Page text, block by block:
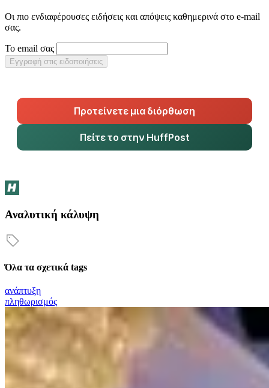
Οι πιο ενδιαφέρουσες ειδήσεις και απόψεις καθημερινά στο e-mail
σας.
Το email σας
Εγγραφή στις ειδοποιήσεις
Προτείνετε μια διόρθωση
Πείτε το στην HuffPost
Αναλυτική κάλυψη
Όλα τα σχετικά tags
ανάπτυξη
πληθωρισμός